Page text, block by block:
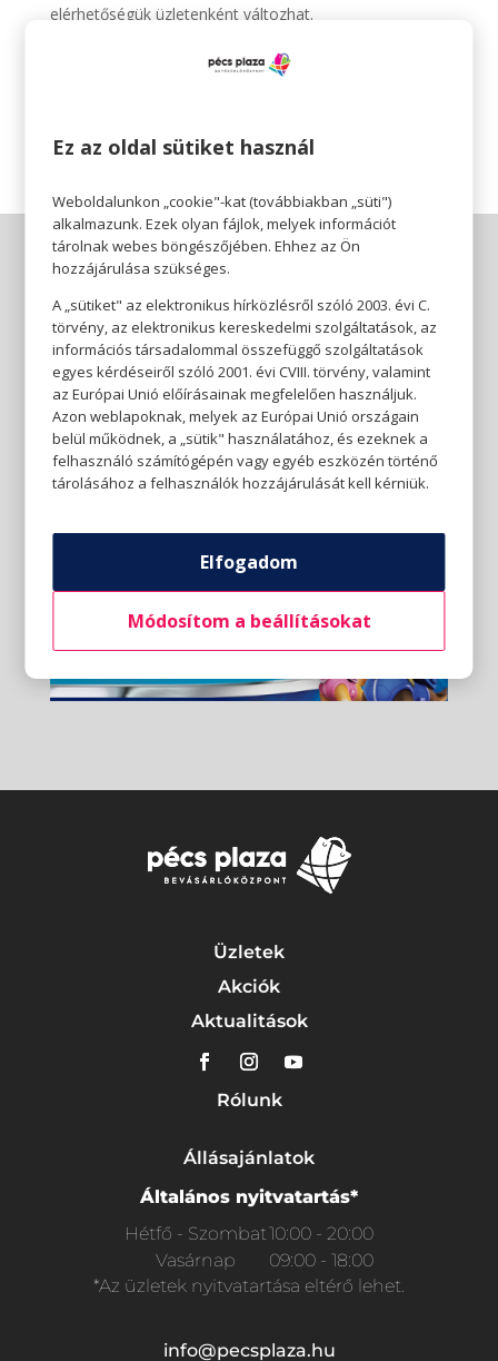
elérhetőségük üzletenként változhat.
Üzletek
Akciók
Aktualitások
Rólunk
Állásajánlatok
Általános nyitvatartás*
Hétfő - Szombat10:00 - 20:00
Vasárnap
09:00 - 18:00
*Az üzletek nyitvatartása eltérő lehet.
info@pecsplaza.hu
Ez az oldal sütiket használ
Weboldalunkon „cookie"-kat (továbbiakban „süti")
alkalmazunk. Ezek olyan fájlok, melyek információt
tárolnak webes böngészőjében. Ehhez az Ön
hozzájárulása szükséges.
A „sütiket" az elektronikus hírközlésről szóló 2003. évi C.
törvény, az elektronikus kereskedelmi szolgáltatások, az
információs társadalommal összefüggő szolgáltatások
egyes kérdéseiről szóló 2001. évi CVIII. törvény, valamint
az Európai Unió előírásainak megfelelően használjuk.
Azon weblapoknak, melyek az Európai Unió országain
belül működnek, a „sütik" használatához, és ezeknek a
felhasználó számítógépén vagy egyéb eszközén történő
tárolásához a felhasználók hozzájárulását kell kérniük.
Elfogadom
Módosítom a beállításokat